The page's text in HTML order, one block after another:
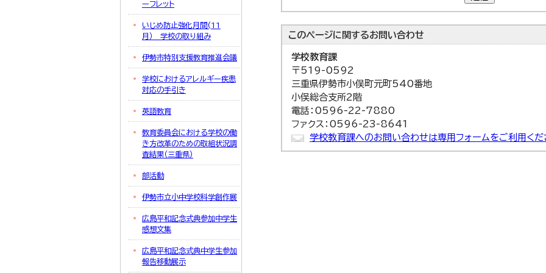
このページに関するお問い合わせ
学校教育課
〒519-0592
三重県伊勢市小俣町元町540番地
小俣総合支所2階
電話：0596-22-7880
ファクス：0596-23-8641
学校教育課へのお問い合わせは専用フォームをご利用くだ
ーフレット
いじめ防止強化月間(11
月） 学校の取り組み
伊勢市特別支援教育推進会議
学校におけるアレルギー疾患
対応の手引き
英語教育
教育委員会における学校の働
き方改革のための取組状況調
査結果（三重県）
部活動
伊勢市立小中学校科学創作展
広島平和記念式典参加中学生
感想文集
広島平和記念式典中学生参加
報告移動展示